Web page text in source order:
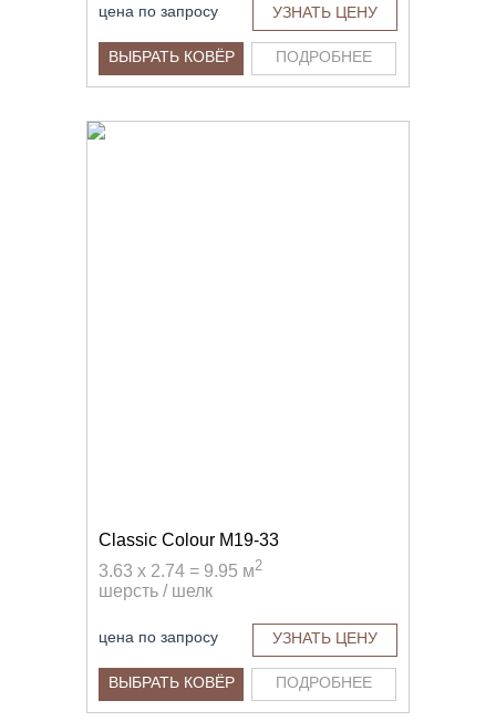
цена по запросу УЗНАТЬ ЦЕНУ
ВЫБРАТЬ КОВЁР ПОДРОБНЕЕ
Classic Colour M19-33
3.63 x 2.74 = 9.95 м2
шерсть / шелк
цена по запросу УЗНАТЬ ЦЕНУ
ВЫБРАТЬ КОВЁР ПОДРОБНЕЕ